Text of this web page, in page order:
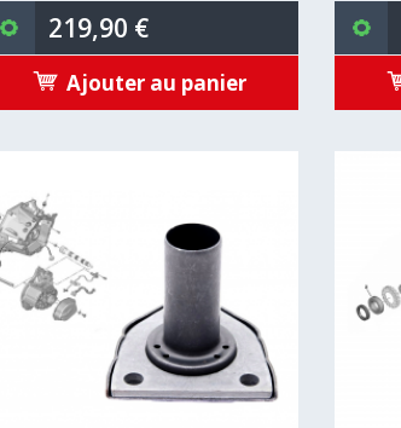
219,90 €
Ajouter au panier